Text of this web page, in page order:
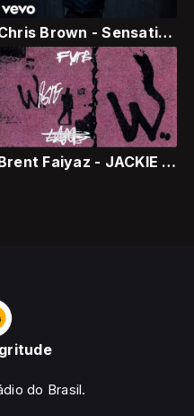
Chris Brown - Sensational (Official Video) ft. Davido, Lojay
Brent Faiyaz - JACKIE BROWN [Official Audio]
do Brasil.